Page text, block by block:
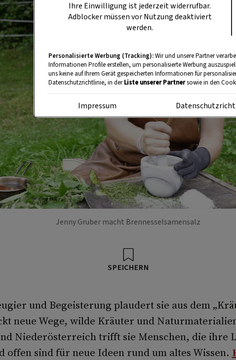
Jenny Gruber macht Brennesselsamensalz
SPEICHERN
und Begeisterung plaudert sie aus dem
neue Wege, wilde Kräuter und
Niederösterreich trifft sie Menschen, die ihre
offen sind für neue Ideen rund um altes Wissen.
Ihre Einwilligung ist jederzeit widerrufbar.
Adblocker müssen vor Nutzung deaktiviert
werden.
Personalisierte Werbung (Tracking):Wir und unsere Partner
Informationen Profile erstellen, um personalisierte Werbung
uns keine auf Ihrem Gerät gespeicherten Informationen für
Datenschutzrichtlinie, in derListe unserer Partnersowie in den
Impressum